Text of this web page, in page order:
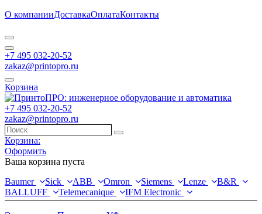
О компанииДоставкаОплатаКонтакты
+7 495 032-20-52
zakaz@printopro.ru
Корзина
+7 495 032-20-52
zakaz@printopro.ru
Корзина:
Оформить
Ваша корзина пуста
Baumer
Sick ABB Omron Siemens Lenze
B&R
BALLUFF
Telemecanique IFM Electronic